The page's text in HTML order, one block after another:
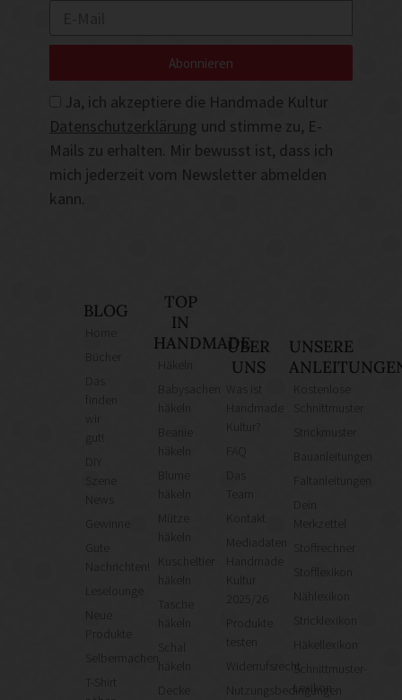
Ja, ich akzeptiere die Handmade Kultur
Datenschutzerklärung und stimme zu, E-
Mails zu erhalten. Mir bewusst ist, dass ich
mich jederzeit vom Newsletter abmelden
kann.
Abonnieren
BLOG
finden
gut!
News
Gute
Nachrichten!
Leselounge
Neue
Produkte
Selbermachen
T-Shirt
TOP
IN
HANDMADE
häkeln
häkeln
Mütze
häkeln
Kuscheltier
häkeln
Tasche
häkeln
ÜBER
UNS
Was ist
Kultur?
Team
Kontakt
Mediadaten
Kultur
2025/26
Produkte
testen
Widerrufsrecht
Nutzungsbedingungen
UNSERE
Kostenlose
Schnittmuster
Strickmuster
Bauanleitungen
Faltanleitungen
Merkzettel
Stoffrechner
Stofflexikon
Nählexikon
Stricklexikon
Häkellexikon
Schnittmuster-
Lexikon